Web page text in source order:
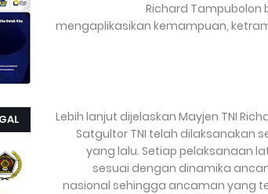
Richard
mengaplikasikan kemampuan,
Lebih lanjut dijelaskan Mayjen TNI
Satgultor TNI telah dilaksanakan
yang lalu. Setiap pelaksanaan
sesuai dengan dinamika
nasional sehingga ancaman yang